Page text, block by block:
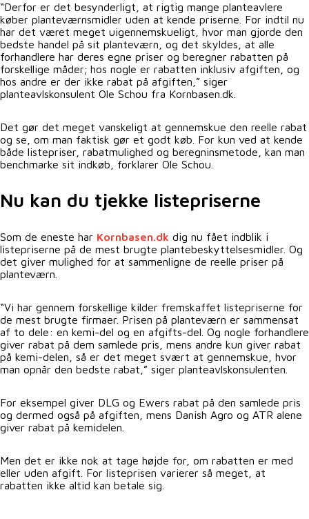
“Derfor er det besynderligt, at rigtig mange planteavlere
køber planteværnsmidler uden at kende priserne. For indtil nu
har det været meget uigennemskueligt, hvor man gjorde den
bedste handel på sit planteværn, og det skyldes, at alle
forhandlere har deres egne priser og beregner rabatten på
forskellige måder; hos nogle er rabatten inklusiv afgiften, og
hos andre er der ikke rabat på afgiften,” siger
planteavlskonsulent Ole Schou fra Kornbasen.dk.
Det gør det meget vanskeligt at gennemskue den reelle rabat
og se, om man faktisk gør et godt køb. For kun ved at kende
både listepriser, rabatmulighed og beregninsmetode, kan man
benchmarke sit indkøb, forklarer Ole Schou.
Nu kan du tjekke listepriserne
Som de eneste har Kornbasen.dk dig nu fået indblik i
listepriserne på de mest brugte plantebeskyttelsesmidler. Og
det giver mulighed for at sammenligne de reelle priser på
planteværn.
“Vi har gennem forskellige kilder fremskaffet listepriserne for
de mest brugte firmaer. Prisen på planteværn er sammensat
af to dele: en kemi-del og en afgifts-del. Og nogle forhandlere
giver rabat på dem samlede pris, mens andre kun giver rabat
på kemi-delen, så er det meget svært at gennemskue, hvor
man opnår den bedste rabat,” siger planteavlskonsulenten.
For eksempel giver DLG og Ewers rabat på den samlede pris
og dermed også på afgiften, mens Danish Agro og ATR alene
giver rabat på kemidelen.
Men det er ikke nok at tage højde for, om rabatten er med
eller uden afgift. For listeprisen varierer så meget, at
rabatten ikke altid kan betale sig.